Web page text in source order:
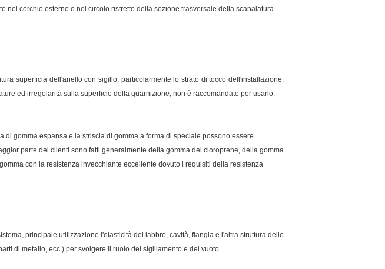
cerchio esterno o nel circolo ristretto della sezione trasversale della scanalatura
superficia dell'anello con sigillo, particolarmente lo strato di tocco dell'installazione.
ed irregolarità sulla superficie della guarnizione, non è raccomandato per usarlo.
gomma espansa e la striscia di gomma a forma di speciale possono essere
parte dei clienti sono fatti generalmente della gomma del cloroprene, della gomma
con la resistenza invecchiante eccellente dovuto i requisiti della resistenza
principale utilizzazione l'elasticità del labbro, cavità, flangia e l'altra struttura delle
di metallo, ecc.) per svolgere il ruolo del sigillamento e del vuoto.